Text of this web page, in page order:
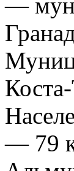
—
— 79